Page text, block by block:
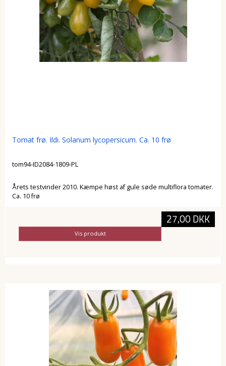
Tomat frø. Ildi. Solanum lycopersicum. Ca. 10 frø
tom94-ID2084-1809-PL
Årets testvinder 2010. Kæmpe høst af gule søde multiflora tomater.
Ca. 10 frø
27,00 DKK
Vis produkt